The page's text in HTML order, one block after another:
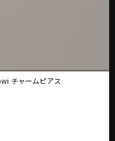
チャームピアス